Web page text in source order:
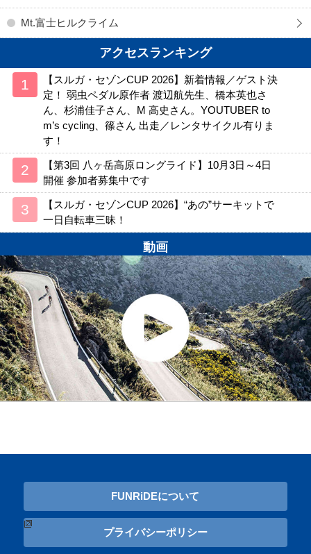
Mt.富士ヒルクライム
アクセスランキング
【スルガ・セゾンCUP 2026】新着情報／ゲスト決
定！ 弱虫ペダル原作者 渡辺航先生、橋本英也さ
ん、杉浦佳子さん、M 高史さん。YOUTUBER to
m’s cycling、篠さん 出走／レンタサイクル有りま
す！
【第3回 八ヶ岳高原ロングライド】10月3日～4日
開催 参加者募集中です
【スルガ・セゾンCUP 2026】“あの”サーキットで
一日自転車三昧！
動画
FUNRiDEについて
プライバシーポリシー